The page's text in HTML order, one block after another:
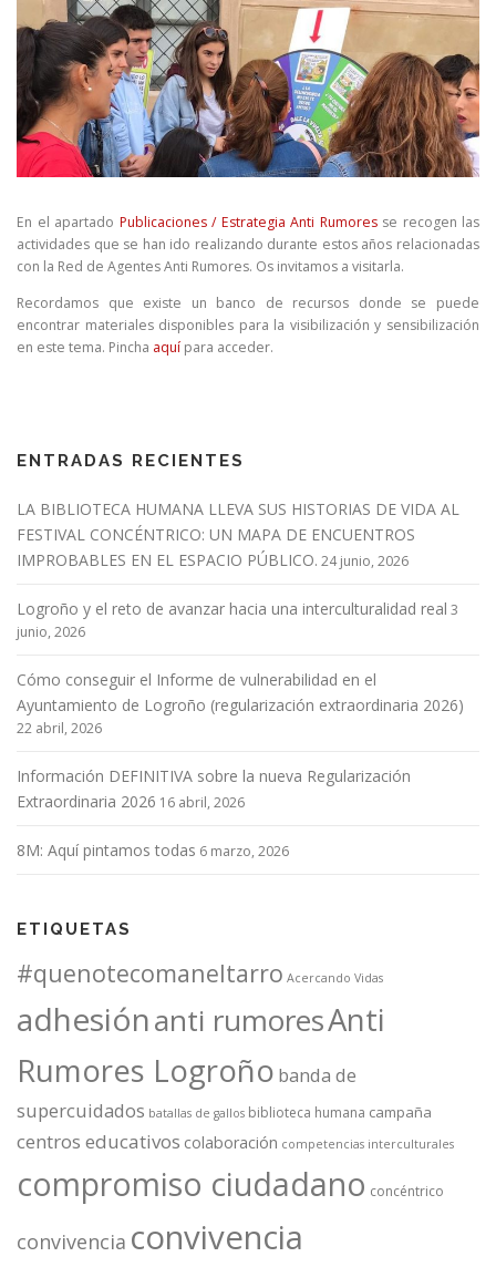
En el apartado Publicaciones / Estrategia Anti Rumoresse recogen las
actividades que se han ido realizando durante estos años relacionadas
con la Red de Agentes Anti Rumores. Os invitamos a visitarla.
Recordamos que existe un banco de recursos donde se puede
encontrar materiales disponibles para la visibilización y sensibilización
en este tema. Pincha aquí para acceder.
ENTRADAS RECIENTES
LA BIBLIOTECA HUMANA LLEVA SUS HISTORIAS DE VIDA AL
FESTIVAL CONCÉNTRICO: UN MAPA DE ENCUENTROS
IMPROBABLES EN EL ESPACIO PÚBLICO. 24 junio, 2026
Logroño y el reto de avanzar hacia una interculturalidad real 3
junio, 2026
Cómo conseguir el Informe de vulnerabilidad en el
Ayuntamiento de Logroño (regularización extraordinaria 2026)
22 abril, 2026
Información DEFINITIVA sobre la nueva Regularización
Extraordinaria 2026 16 abril, 2026
8M: Aquí pintamos todas 6 marzo, 2026
ETIQUETAS
#quenotecomaneltarro Acercando Vidas
adhesiónanti rumoresAnti
Rumores Logroño banda de
supercuidados batallas de gallos biblioteca humana campaña
centros educativos colaboración competencias interculturales
compromiso ciudadano concéntrico
convivencia convivencia